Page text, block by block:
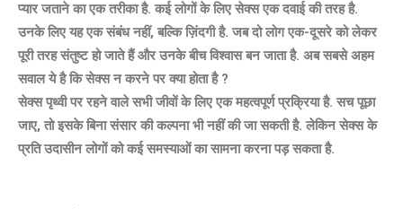
प्यार जताने का एक तरीका है. कई लोगों के लिए सेक्स एक दवाई की तरह है.
उनके लिए यह एक संबंध नहीं, बल्कि ज़िंदगी है. जब दो लोग एक-दूसरे को लेकर
पूरी तरह संतुष्ट हो जाते हैं और उनके बीच विश्वास बन जाता है. अब सबसे अहम
सवाल ये है कि सेक्स न करने पर क्या होता है ?
सेक्स पृथ्वी पर रहने वाले सभी जीवों के लिए एक महत्वपूर्ण प्रक्रिया है. सच पूछा
जाए, तो इसके बिना संसार की कल्पना भी नहीं की जा सकती है. लेकिन सेक्स के
प्रति उदासीन लोगों को कई समस्याओं का सामना करना पड़ सकता है.